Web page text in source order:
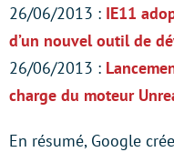
26/06/2013 : IE11
d’un nouvel outil de
26/06/2013 :
charge du moteur
En résumé, Google